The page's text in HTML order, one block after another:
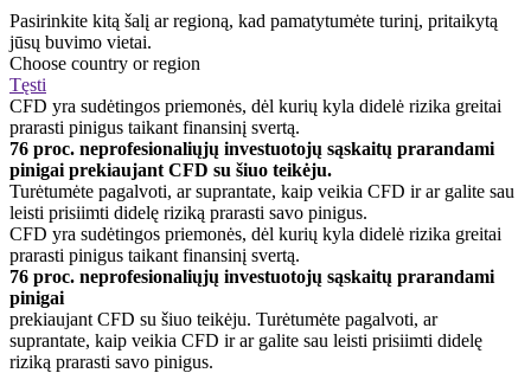
Pasirinkite kitą šalį ar regioną, kad pamatytumėte turinį, pritaikytą
jūsų buvimo vietai.
Choose country or region
Tęsti
CFD yra sudėtingos priemonės, dėl kurių kyla didelė rizika greitai
prarasti pinigus taikant finansinį svertą.
76 proc. neprofesionaliųjų investuotojų sąskaitų prarandami
pinigai prekiaujant CFD su šiuo teikėju.
Turėtumėte pagalvoti, ar suprantate, kaip veikia CFD ir ar galite sau
leisti prisiimti didelę riziką prarasti savo pinigus.
CFD yra sudėtingos priemonės, dėl kurių kyla didelė rizika greitai
prarasti pinigus taikant finansinį svertą.
76 proc. neprofesionaliųjų investuotojų sąskaitų prarandami
pinigai
prekiaujant CFD su šiuo teikėju. Turėtumėte pagalvoti, ar
suprantate, kaip veikia CFD ir ar galite sau leisti prisiimti didelę
riziką prarasti savo pinigus.